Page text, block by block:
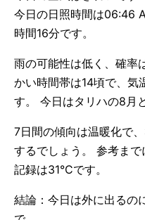
今日の日照時間は06:46
時間16分です。
雨の可能性は低く、確率
かい時間帯は14頃で、気
す。 今日はタリハの8月
7日間の傾向は温暖化で
するでしょう。 参考ま
記録は31°Cです。
結論：今日は外に出る